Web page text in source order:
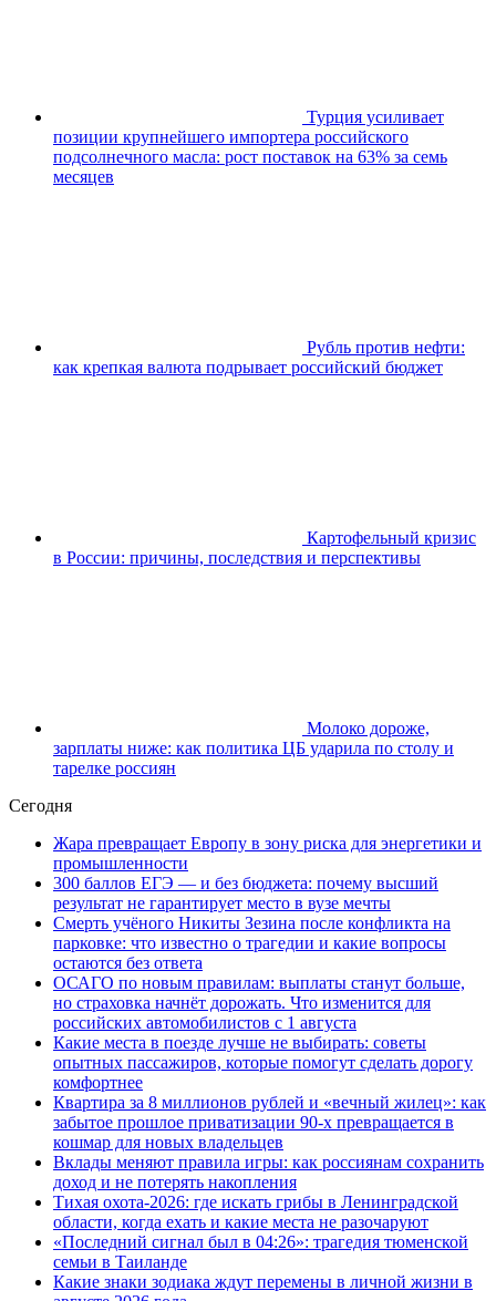
Турция усиливает
позиции крупнейшего импортерa российского
подсолнечного масла: рост поставок на 63% за семь
месяцев
Рубль против нефти:
как крепкая валюта подрывает российский бюджет
Картофельный кризис
в России: причины, последствия и перспективы
Молоко дороже,
зарплаты ниже: как политика ЦБ ударила по столу и
тарелке россиян
Сегодня
Жара превращает Европу в зону риска для энергетики и
промышленности
300 баллов ЕГЭ — и без бюджета: почему высший
результат не гарантирует место в вузе мечты
Смерть учёного Никиты Зезина после конфликта на
парковке: что известно о трагедии и какие вопросы
остаются без ответа
ОСАГО по новым правилам: выплаты станут больше,
но страховка начнёт дорожать. Что изменится для
российских автомобилистов с 1 августа
Какие места в поезде лучше не выбирать: советы
опытных пассажиров, которые помогут сделать дорогу
комфортнее
Квартира за 8 миллионов рублей и «вечный жилец»: как
забытое прошлое приватизации 90-х превращается в
кошмар для новых владельцев
Вклады меняют правила игры: как россиянам сохранить
доход и не потерять накопления
Тихая охота-2026: где искать грибы в Ленинградской
области, когда ехать и какие места не разочаруют
«Последний сигнал был в 04:26»: трагедия тюменской
семьи в Таиланде
Какие знаки зодиака ждут перемены в личной жизни в